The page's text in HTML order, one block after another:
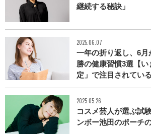
継続する秘訣」
2025.06.07
一年の折り返し、6
勝の健康習慣3選【
定」で注目されている
2025.05.26
コスメ芸人が選ぶ試
ンボー池田のポーチ